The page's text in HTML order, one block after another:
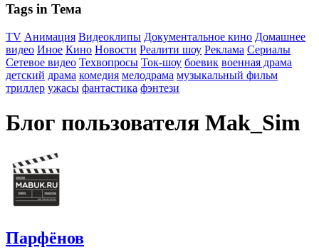
Tags in Тема
TV Анимация Видеоклипы Документальное кино Домашнее
видео Иное Кино Новости Реалити шоу Реклама Сериалы
Сетевое видео Техвопросы Ток-шоу боевик военная драма
детский драма комедия мелодрама музыкальный фильм
триллер ужасы фантастика фэнтези
Блог пользователя Mak_Sim
Парфёнов